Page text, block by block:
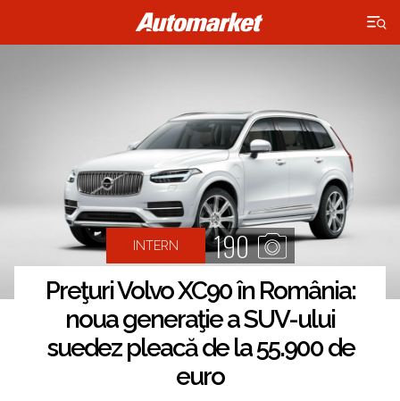
×
INTERN 190
Preţuri Volvo XC90 în România:
noua generaţie a SUV-ului
suedez pleacă de la 55.900 de
euro